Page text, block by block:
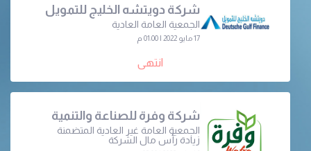
شركة دويتشه الخليج للتمويل
الجمعية العامة العادية
17 مايو 2022 | 01:00 م
انتهى
شركة وفرة للصناعة والتنمية
الجمعية العامة غير العادية المتضمنة
زيادة رأس مال الشركة